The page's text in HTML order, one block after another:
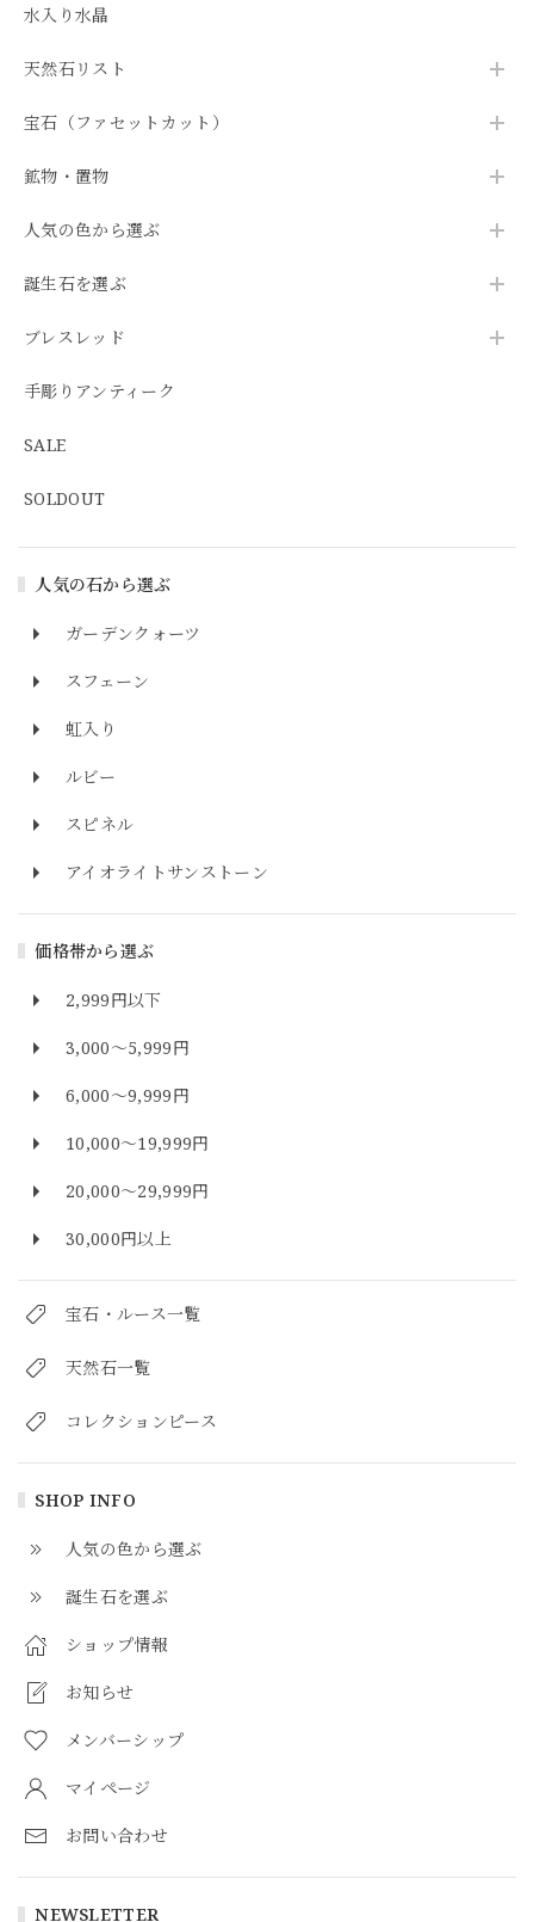
水入り水晶
天然石リスト
宝石（ファセットカット）
鉱物・置物
人気の色から選ぶ
誕生石を選ぶ
ブレスレッド
手彫りアンティーク
SALE
SOLDOUT
人気の石から選ぶ
ガーデンクォーツ
スフェーン
虹入り
ルビー
スピネル
アイオライトサンストーン
価格帯から選ぶ
2,999円以下
3,000～5,999円
6,000～9,999円
10,000～19,999円
20,000～29,999円
30,000円以上
宝石・ルース一覧
天然石一覧
コレクションピース
SHOP INFO
人気の色から選ぶ
誕生石を選ぶ
ショップ情報
お知らせ
メンバーシップ
マイページ
お問い合わせ
NEWSLETTER